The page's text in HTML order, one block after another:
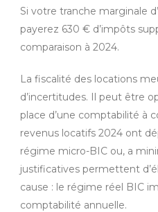
Si votre tranche marginale
payerez 630 € d’impôts
comparaison à 2024.
La fiscalité des locations
d’incertitudes. Il peut être
place d’une comptabilité à
revenus locatifs 2024 ont
régime micro-BIC ou, a
justificatives permettent
cause : le régime réel BIC
comptabilité annuelle.